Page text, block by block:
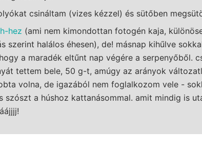
csináltam (vizes kézzel) és sütőben
hez (ami nem kimondottan fotogén kaja,
szerint halálos éhesen), de! másnap kihűlve
a maradék eltűnt nap végére a serpenyőből.
tettem bele, 50 g-t, amúgy az arányok
volna, de igazából nem foglalkozom vele -
szószt a húshoz kattanásommal. amit mindig is